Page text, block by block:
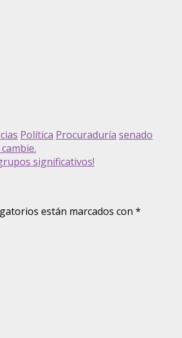
Política Procuraduría senado
significativos!
están marcados con *